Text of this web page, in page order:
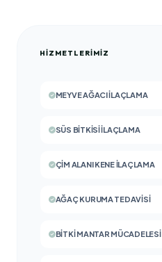
HIZMETLERIMIZ
MEYVE AĞACI İLAÇLAMA
SÜS BITKISI İLAÇLAMA
ÇIM ALANI KENE İLAÇLAMA
AĞAÇ KURUMA TEDAVISI
BITKI MANTAR MÜCADELESI